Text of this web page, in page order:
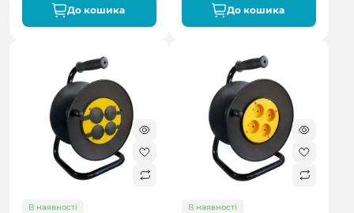
До кошика До кошика
В наявності В наявності